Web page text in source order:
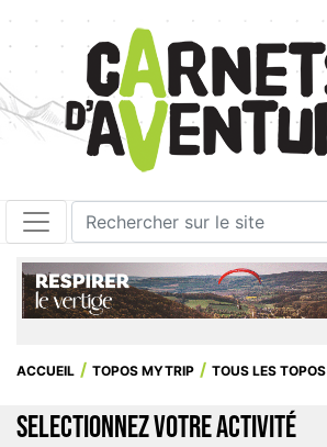
ACCUEIL TOPOS MYTRIP TOUS LES TOPOS
SELECTIONNEZ VOTRE ACTIVITÉ